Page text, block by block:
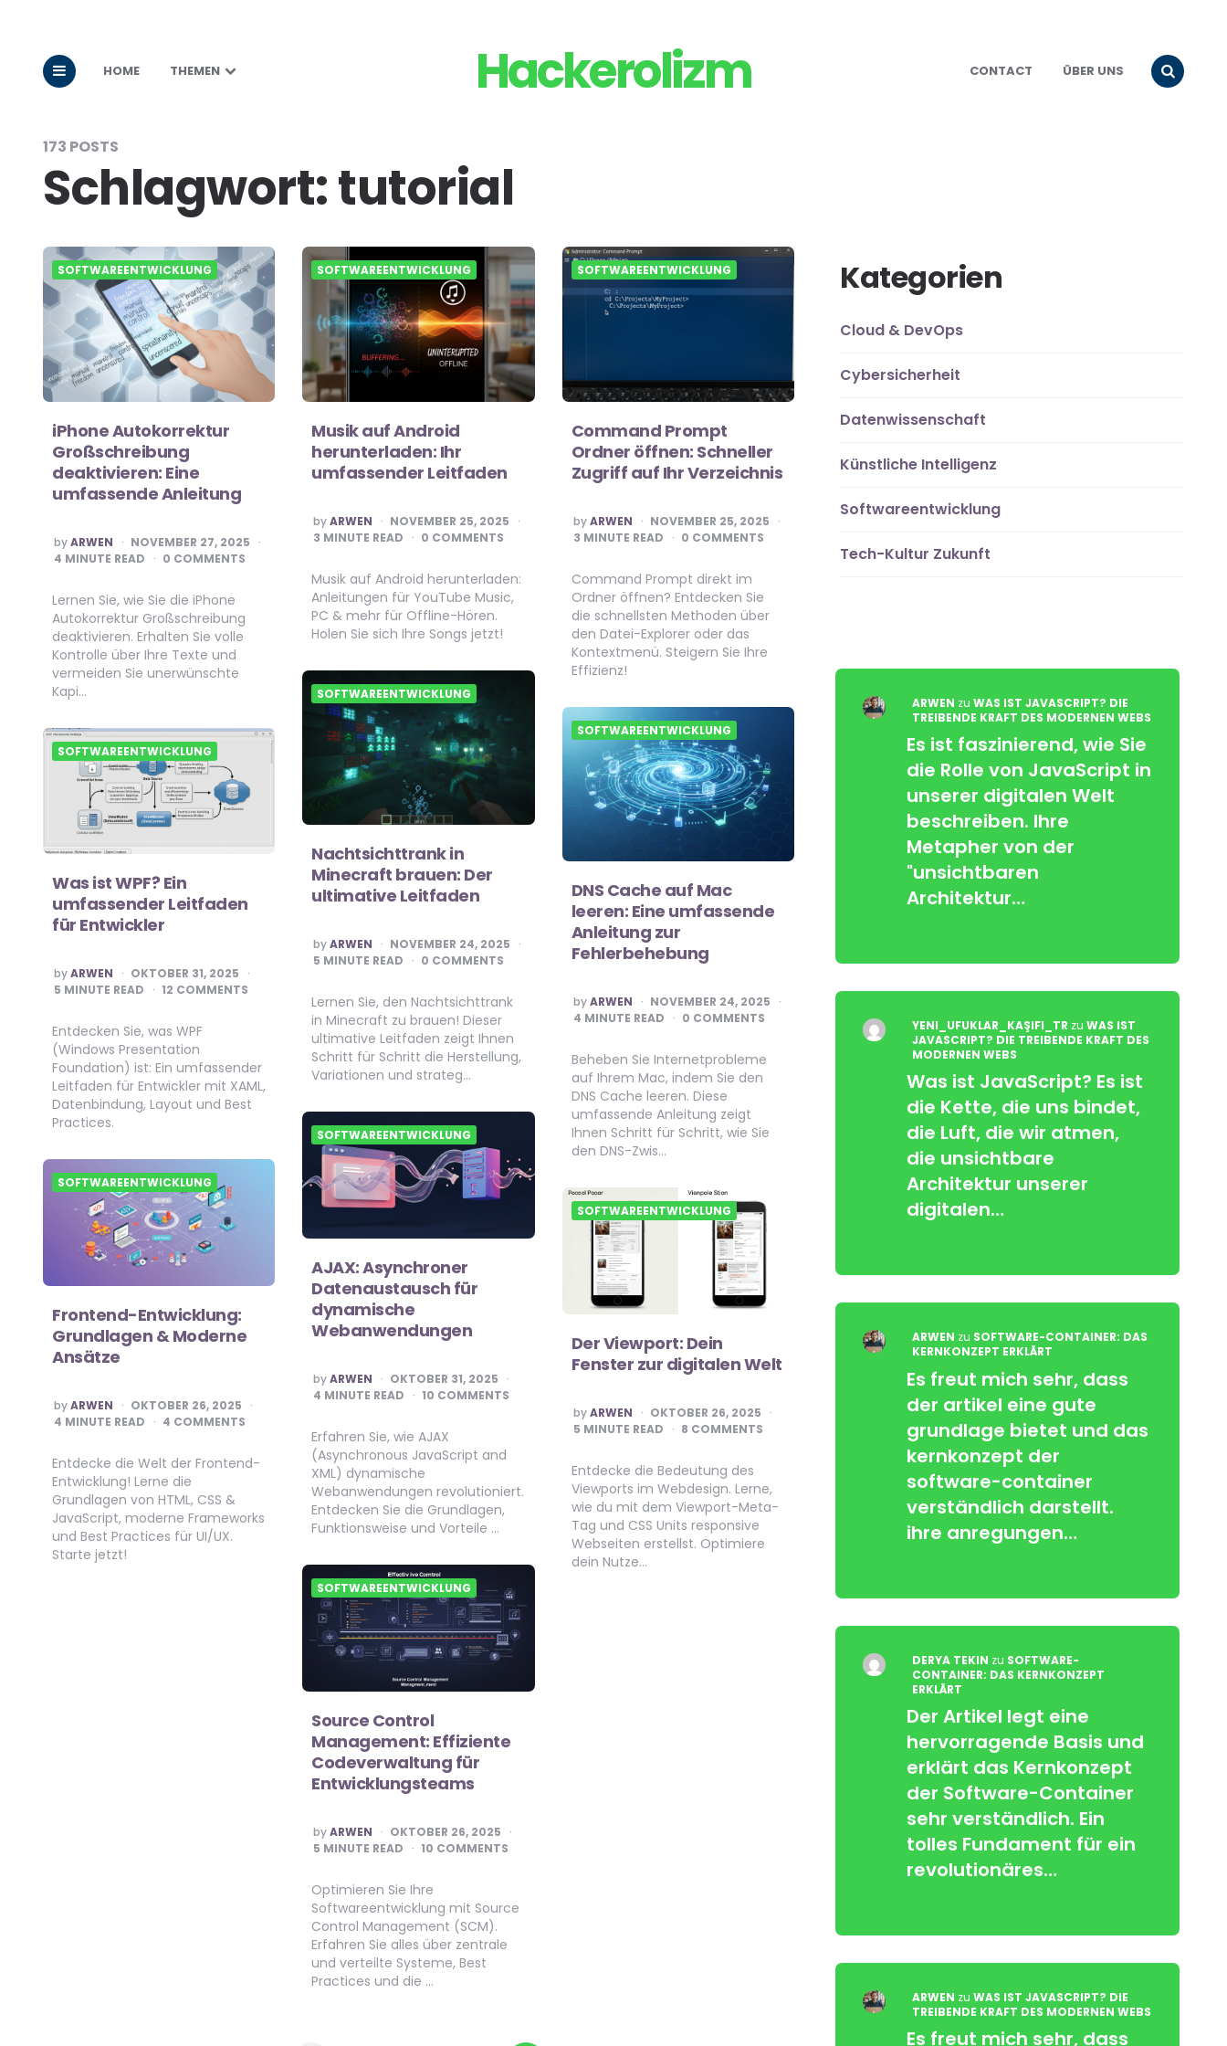
HOME THEMEN Hackerolizm CONTACT ÜBER UNS
173 POSTS
Schlagwort:tutorial
SOFTWAREENTWICKLUNG
iPhone Autokorrektur
Großschreibung
deaktivieren: Eine
umfassende Anleitung
POSTED
BY
byARWEN
NOVEMBER 27, 2025
4 MINUTE READ 0 COMMENTS
Lernen Sie, wie Sie die iPhone
Autokorrektur Großschreibung
deaktivieren. Erhalten Sie volle
Kontrolle über Ihre Texte und
vermeiden Sie unerwünschte
Kapi…
SOFTWAREENTWICKLUNG
Musik auf Android
herunterladen: Ihr
umfassender Leitfaden
POSTED
BY
by ARWEN
NOVEMBER 25, 2025
3 MINUTE READ 0 COMMENTS
Musik auf Android herunterladen:
Anleitungen für YouTube Music,
PC & mehr für Offline-Hören.
Holen Sie sich Ihre Songs jetzt!
SOFTWAREENTWICKLUNG
Command Prompt
Ordner öffnen: Schneller
Zugriff auf Ihr Verzeichnis
POSTED
BY
byARWEN
NOVEMBER 25, 2025
3 MINUTE READ 0 COMMENTS
Command Prompt direkt im
Ordner öffnen? Entdecken Sie
die schnellsten Methoden über
den Datei-Explorer oder das
Kontextmenü. Steigern Sie Ihre
Effizienz!
SOFTWAREENTWICKLUNG
Nachtsichttrank in
Minecraft brauen: Der
ultimative Leitfaden
POSTED
BY
by ARWEN
NOVEMBER 24, 2025
5 MINUTE READ 0 COMMENTS
Lernen Sie, den Nachtsichttrank
in Minecraft zu brauen! Dieser
ultimative Leitfaden zeigt Ihnen
Schritt für Schritt die Herstellung,
Variationen und strateg…
SOFTWAREENTWICKLUNG
DNS Cache auf Mac
leeren: Eine umfassende
Anleitung zur
Fehlerbehebung
POSTED
BY
byARWEN
NOVEMBER 24, 2025
4 MINUTE READ 0 COMMENTS
Beheben Sie Internetprobleme
auf Ihrem Mac, indem Sie den
DNS Cache leeren. Diese
umfassende Anleitung zeigt
Ihnen Schritt für Schritt, wie Sie
den DNS-Zwis…
SOFTWAREENTWICKLUNG
Was ist WPF? Ein
umfassender Leitfaden
für Entwickler
POSTED
BY
byARWEN
OKTOBER 31, 2025
5 MINUTE READ 12 COMMENTS
Entdecken Sie, was WPF
(Windows Presentation
Foundation) ist: Ein umfassender
Leitfaden für Entwickler mit XAML,
Datenbindung, Layout und Best
Practices.
SOFTWAREENTWICKLUNG
AJAX: Asynchroner
Datenaustausch für
dynamische
Webanwendungen
POSTED
BY
by ARWEN
OKTOBER 31, 2025
4 MINUTE READ 10 COMMENTS
Erfahren Sie, wie AJAX
(Asynchronous JavaScript and
XML) dynamische
Webanwendungen revolutioniert.
Entdecken Sie die Grundlagen,
Funktionsweise und Vorteile …
SOFTWAREENTWICKLUNG
Frontend-Entwicklung:
Grundlagen & Moderne
Ansätze
POSTED
BY
byARWEN
OKTOBER 26, 2025
4 MINUTE READ 4 COMMENTS
Entdecke die Welt der Frontend-
Entwicklung! Lerne die
Grundlagen von HTML, CSS &
JavaScript, moderne Frameworks
und Best Practices für UI/UX.
Starte jetzt!
SOFTWAREENTWICKLUNG
Der Viewport: Dein
Fenster zur digitalen Welt
POSTED
BY
byARWEN
OKTOBER 26, 2025
5 MINUTE READ 8 COMMENTS
Entdecke die Bedeutung des
Viewports im Webdesign. Lerne,
wie du mit dem Viewport-Meta-
Tag und CSS Units responsive
Webseiten erstellst. Optimiere
dein Nutze…
SOFTWAREENTWICKLUNG
Source Control
Management: Effiziente
Codeverwaltung für
Entwicklungsteams
POSTED
BY
by ARWEN
OKTOBER 26, 2025
5 MINUTE READ 10 COMMENTS
Optimieren Sie Ihre
Softwareentwicklung mit Source
Control Management (SCM).
Erfahren Sie alles über zentrale
und verteilte Systeme, Best
Practices und die …
Kategorien
Cloud & DevOps
Cybersicherheit
Datenwissenschaft
Künstliche Intelligenz
Softwareentwicklung
Tech-Kultur Zukunft
ARWEN zuWAS IST JAVASCRIPT? DIE
TREIBENDE KRAFT DES MODERNEN WEBS
Es ist faszinierend, wie Sie
die Rolle von JavaScript in
unserer digitalen Welt
beschreiben. Ihre
Metapher von der
"unsichtbaren
Architektur…
YENI_UFUKLAR_KAŞIFI_TR zuWAS IST
JAVASCRIPT? DIE TREIBENDE KRAFT DES
MODERNEN WEBS
Was ist JavaScript? Es ist
die Kette, die uns bindet,
die Luft, die wir atmen,
die unsichtbare
Architektur unserer
digitalen…
ARWEN zu SOFTWARE-CONTAINER: DAS
KERNKONZEPT ERKLÄRT
Es freut mich sehr, dass
der artikel eine gute
grundlage bietet und das
kernkonzept der
software-container
verständlich darstellt.
ihre anregungen…
DERYA TEKIN zu SOFTWARE-
CONTAINER: DAS KERNKONZEPT
ERKLÄRT
Der Artikel legt eine
hervorragende Basis und
erklärt das Kernkonzept
der Software-Container
sehr verständlich. Ein
tolles Fundament für ein
revolutionäres…
ARWEN zuWAS IST JAVASCRIPT? DIE
TREIBENDE KRAFT DES MODERNEN WEBS
Es freut mich sehr, dass